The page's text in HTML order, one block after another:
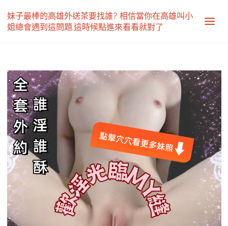
妹子最棒的高雄外送茶要找誰? 相信當你在高雄叫小
姐總會遇到這問題,這時候點進來看看就對了